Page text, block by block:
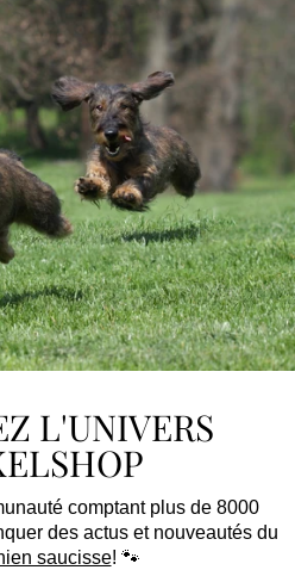
L'UNIVERS
comptant plus de 8000
des actus et nouveautés du
saucisse! 🐾